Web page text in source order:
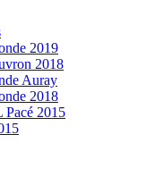
2019
2018
Auray
2018
2015